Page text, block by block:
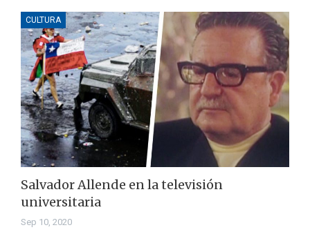
CULTURA
Salvador Allende en la televisión
universitaria
Sep 10, 2020